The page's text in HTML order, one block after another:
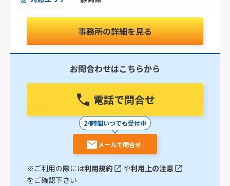
事務所の詳細を見る
お問合わせはこちらから
電話で問合せ
24時間いつでも受付中
メールで問合せ
※ご利用の際には利用規約 や利用上の注意
をご確認下さい